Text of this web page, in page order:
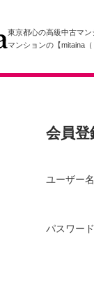
東京都心の高級中古マ
マンションの【mitaina（
会員
ユーザー
パスワード